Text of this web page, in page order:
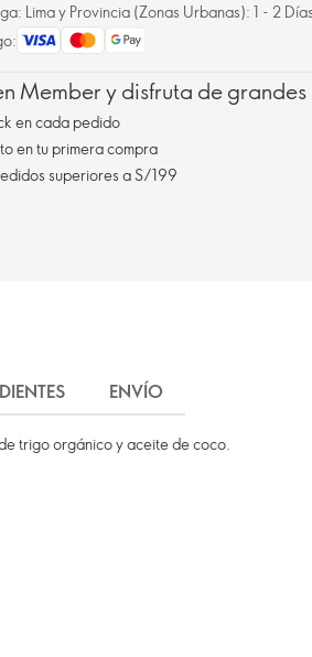
Lima y Provincia (Zonas Urbanas): 1 - 2
Member y disfruta de
en cada pedido
en tu primera compra
superiores a S/199
ENVÍO
trigo orgánico y aceite de coco.